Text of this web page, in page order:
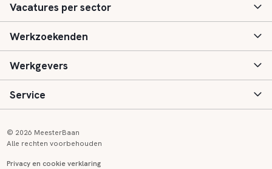
Vacatures per sector
Basisonderwijs
Speciaal (basis) onderwijs
Voortgezet onderwijs
Werkzoekenden
Aanmelden
Vacatures
Werkgevers
Inloggen
Service
© 2026 MeesterBaan
Alle rechten voorbehouden
Privacy en cookie verklaring